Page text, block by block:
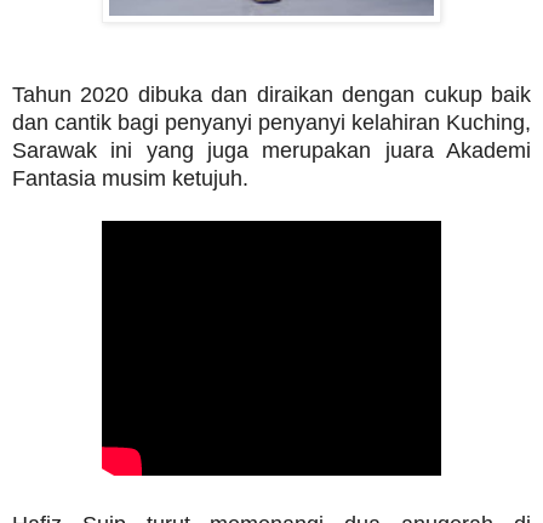
Tahun 2020 dibuka dan diraikan dengan cukup baik
dan cantik bagi penyanyi penyanyi kelahiran Kuching,
Sarawak ini yang juga merupakan juara Akademi
Fantasia musim ketujuh.